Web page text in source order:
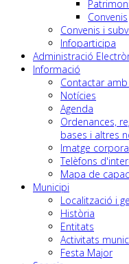
Patrimoni
Convenis
Convenis i
Infoparticipa
Administració
Informació
Contactar
Notícies
Agenda
Ordenances,
bases i altres
Imatge
Telèfons
Mapa de
Municipi
Localització i
Història
Entitats
Activitats
Festa Major